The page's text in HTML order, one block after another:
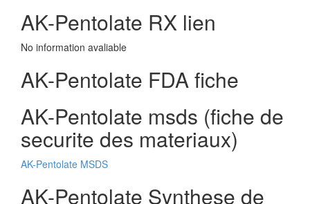
AK-Pentolate RX lien
No information avaliable
AK-Pentolate FDA fiche
AK-Pentolate msds (fiche de
securite des materiaux)
AK-Pentolate MSDS
AK-Pentolate Synthese de